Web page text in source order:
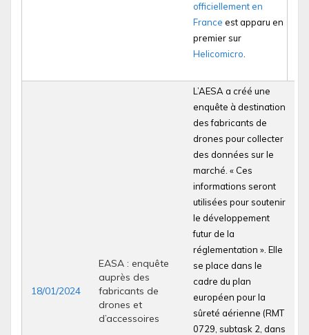
officiellement en
France est apparu en
premier sur
Helicomicro
18/01/2024
EASA : enquête
auprès des
fabricants de
drones et
d’accessoires
L’AESA a créé une
enquête à destination
des fabricants de
drones pour collecter
des données sur le
marché. « Ces
informations seront
utilisées pour soutenir
le développement
futur de la
réglementation ». Elle
se place dans le
cadre du plan
européen pour la
sûreté aérienne (RMT
0729, subtask 2, dans